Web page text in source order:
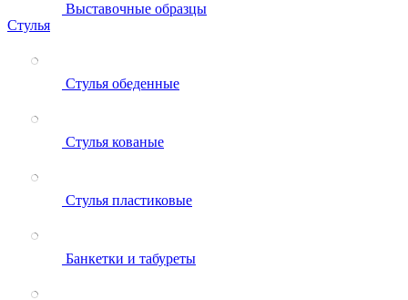
Выставочные образцы
Стулья
Стулья обеденные
Стулья кованые
Стулья пластиковые
Банкетки и табуреты